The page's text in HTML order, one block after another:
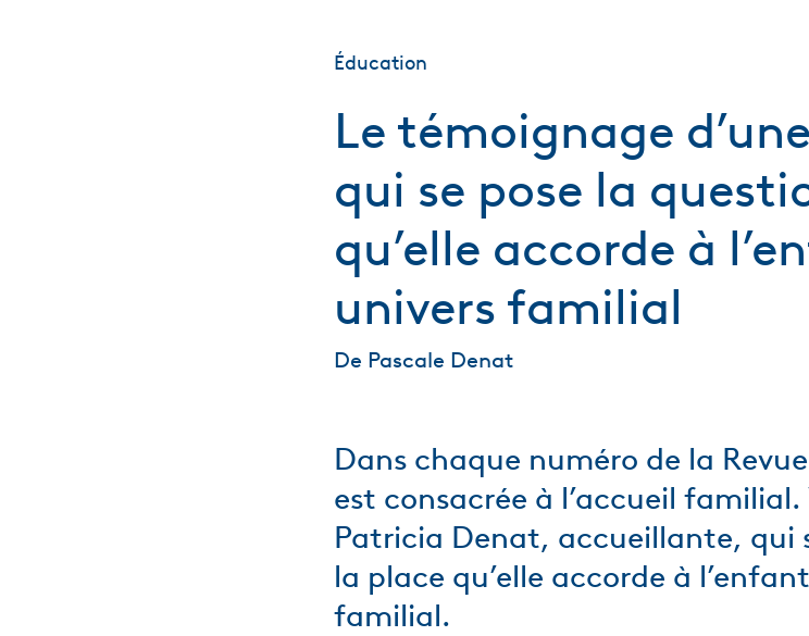
Éducation
Le témoignage
qui se pose la
qu’elle accorde à
univers familial
De Pascale Denat
Dans chaque numéro de la
est consacrée à l’accueil
Patricia Denat, accueillante, qui
la place qu’elle accorde à
familial.